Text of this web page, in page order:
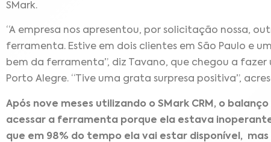
SMark.
“A empresa nos apresentou, por solicitação nossa,
ferramenta. Estive em dois clientes em São Paulo e
bem da ferramenta”, diz Tavano, que chegou a fazer
Porto Alegre. “Tive uma grata surpresa positiva”,
Após nove meses utilizando o SMark CRM, o
acessar a ferramenta porque ela estava
que em 98% do tempo ela vai estar disponível,